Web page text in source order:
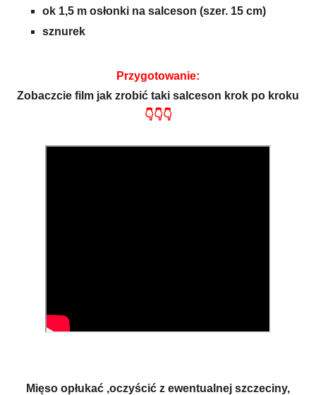
ok 1,5 m osłonki na salceson (szer. 15 cm)
sznurek
Przygotowanie:
Zobaczcie film jak zrobić taki salceson krok po kroku
👇👇👇
Mięso opłukać ,oczyścić z ewentualnej szczeciny,